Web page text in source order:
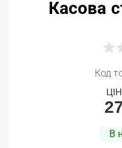
Касова
Код
В